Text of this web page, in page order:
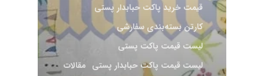
قیمت خرید پاکت حبابدار پستی
کارتن بسته‌بندی سفارشی
لیست قیمت پاکت پستی
لیست قیمت پاکت حبابدار پستی مقالات